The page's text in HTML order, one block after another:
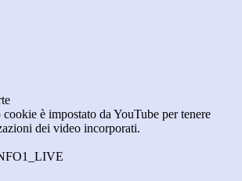
cookie è impostato da YouTube per tenere
dei video incorporati.